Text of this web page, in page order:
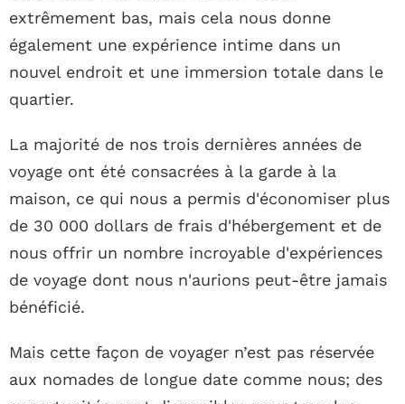
extrêmement bas, mais cela nous donne
également une expérience intime dans un
nouvel endroit et une immersion totale dans le
quartier.
La majorité de nos trois dernières années de
voyage ont été consacrées à la garde à la
maison, ce qui nous a permis d'économiser plus
de 30 000 dollars de frais d'hébergement et de
nous offrir un nombre incroyable d'expériences
de voyage dont nous n'aurions peut-être jamais
bénéficié.
Mais cette façon de voyager n’est pas réservée
aux nomades de longue date comme nous; des